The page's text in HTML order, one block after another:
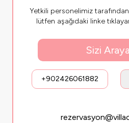
Yetkili personelimiz
lütfen aşağıdaki linke
Sizi
+902426061882